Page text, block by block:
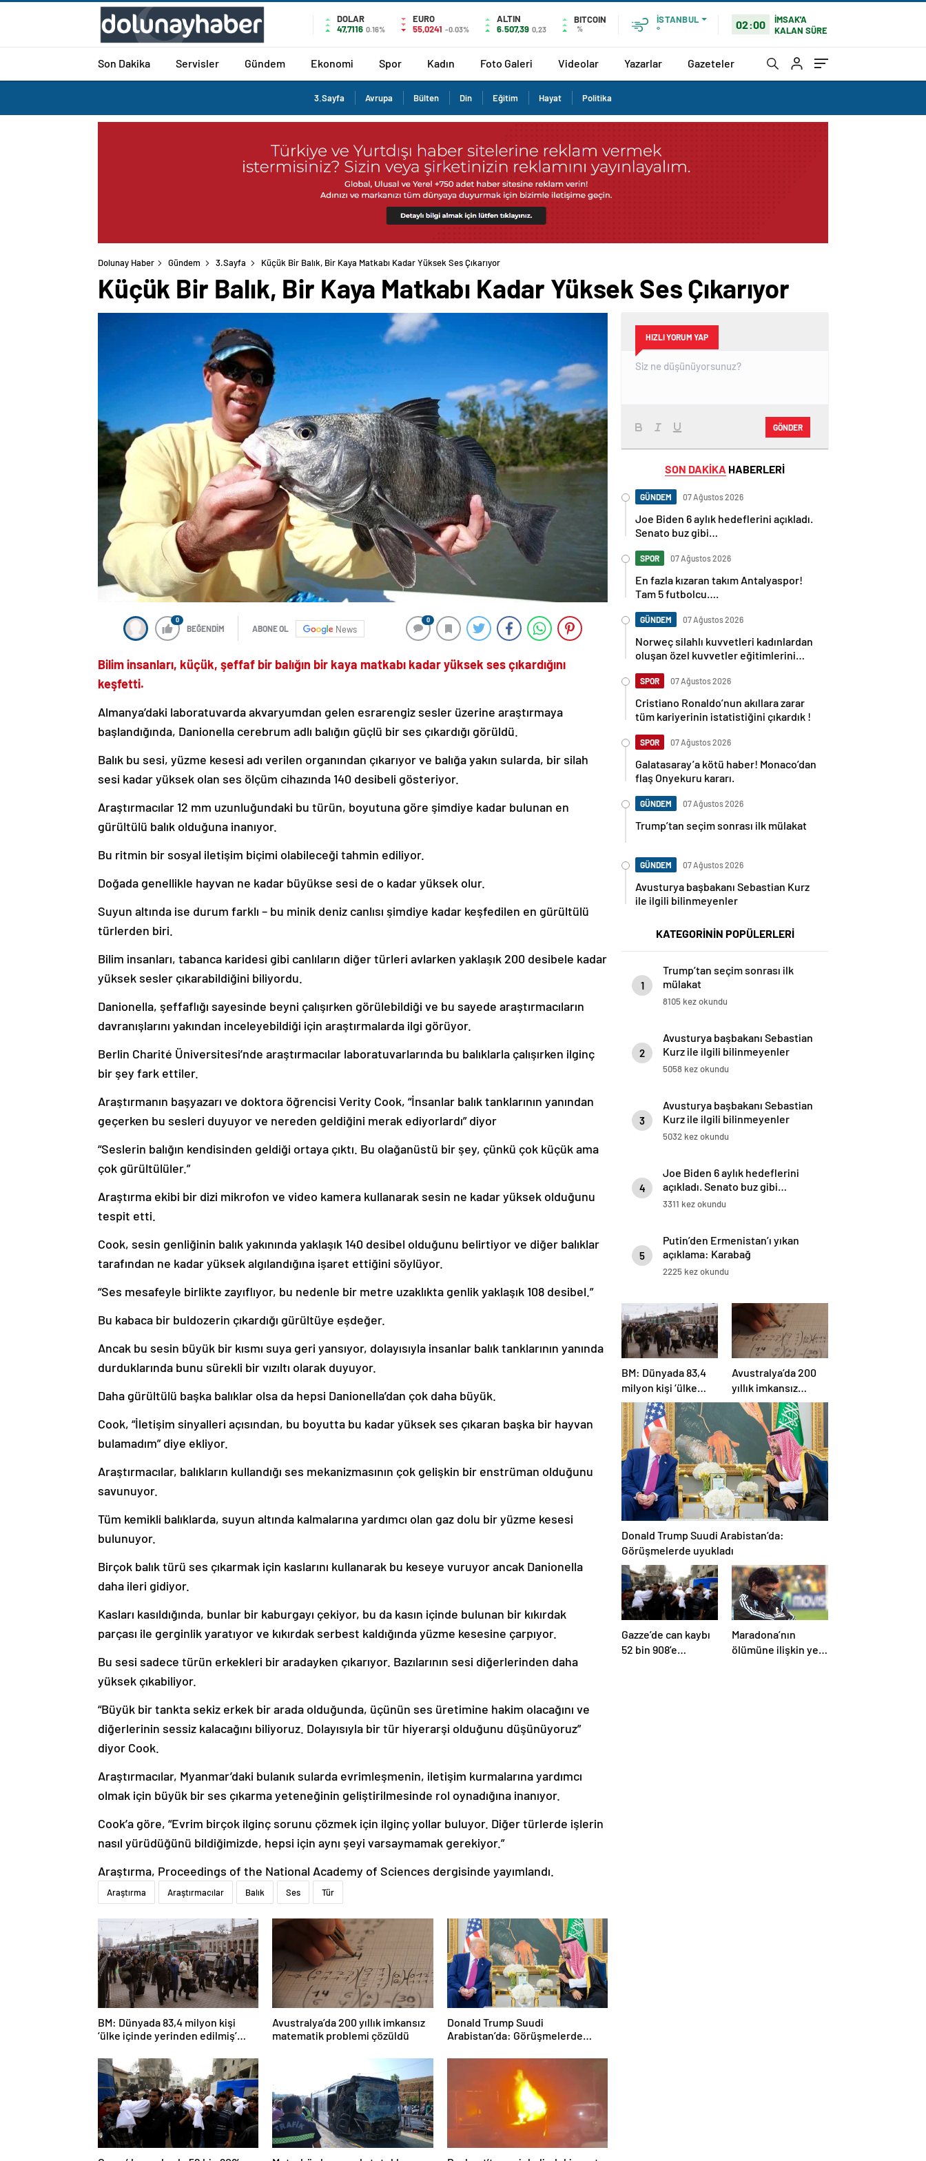
DOLAR
47,7116 0.16%
EURO
55,0241 -0.03%
ALTIN
6.507,39 0,23
BITCOIN
%
İSTANBUL
°
02:00
İMSAK'A
KALAN SÜRE
Son Dakika Servisler Gündem Ekonomi Spor Kadın Foto Galeri Videolar Yazarlar Gazeteler
3.Sayfa Avrupa Bülten Din Eğitim Hayat Politika
Dolunay Haber Gündem 3.Sayfa Küçük Bir Balık, Bir Kaya Matkabı Kadar Yüksek Ses Çıkarıyor
Küçük Bir Balık, Bir Kaya Matkabı Kadar Yüksek Ses Çıkarıyor
0
BEĞENDİM ABONE OL News
0
Bilim insanları, küçük, şeffaf bir balığın bir kaya matkabı kadar yüksek ses çıkardığını
keşfetti.
Almanya’daki laboratuvarda akvaryumdan gelen esrarengiz sesler üzerine araştırmaya
başlandığında, Danionella cerebrum adlı balığın güçlü bir ses çıkardığı görüldü.
Balık bu sesi, yüzme kesesi adı verilen organından çıkarıyor ve balığa yakın sularda, bir silah
sesi kadar yüksek olan ses ölçüm cihazında 140 desibeli gösteriyor.
Araştırmacılar 12 mm uzunluğundaki bu türün, boyutuna göre şimdiye kadar bulunan en
gürültülü balık olduğuna inanıyor.
Bu ritmin bir sosyal iletişim biçimi olabileceği tahmin ediliyor.
Doğada genellikle hayvan ne kadar büyükse sesi de o kadar yüksek olur.
Suyun altında ise durum farklı – bu minik deniz canlısı şimdiye kadar keşfedilen en gürültülü
türlerden biri.
Bilim insanları, tabanca karidesi gibi canlıların diğer türleri avlarken yaklaşık 200 desibele kadar
yüksek sesler çıkarabildiğini biliyordu.
Danionella, şeffaflığı sayesinde beyni çalışırken görülebildiği ve bu sayede araştırmacıların
davranışlarını yakından inceleyebildiği için araştırmalarda ilgi görüyor.
Berlin Charité Üniversitesi’nde araştırmacılar laboratuvarlarında bu balıklarla çalışırken ilginç
bir şey fark ettiler.
Araştırmanın başyazarı ve doktora öğrencisi Verity Cook, “İnsanlar balık tanklarının yanından
geçerken bu sesleri duyuyor ve nereden geldiğini merak ediyorlardı” diyor
“Seslerin balığın kendisinden geldiği ortaya çıktı. Bu olağanüstü bir şey, çünkü çok küçük ama
çok gürültülüler.”
Araştırma ekibi bir dizi mikrofon ve video kamera kullanarak sesin ne kadar yüksek olduğunu
tespit etti.
Cook, sesin genliğinin balık yakınında yaklaşık 140 desibel olduğunu belirtiyor ve diğer balıklar
tarafından ne kadar yüksek algılandığına işaret ettiğini söylüyor.
“Ses mesafeyle birlikte zayıflıyor, bu nedenle bir metre uzaklıkta genlik yaklaşık 108 desibel.”
Bu kabaca bir buldozerin çıkardığı gürültüye eşdeğer.
Ancak bu sesin büyük bir kısmı suya geri yansıyor, dolayısıyla insanlar balık tanklarının yanında
durduklarında bunu sürekli bir vızıltı olarak duyuyor.
Daha gürültülü başka balıklar olsa da hepsi Danionella’dan çok daha büyük.
Cook, “İletişim sinyalleri açısından, bu boyutta bu kadar yüksek ses çıkaran başka bir hayvan
bulamadım” diye ekliyor.
Araştırmacılar, balıkların kullandığı ses mekanizmasının çok gelişkin bir enstrüman olduğunu
savunuyor.
Tüm kemikli balıklarda, suyun altında kalmalarına yardımcı olan gaz dolu bir yüzme kesesi
bulunuyor.
Birçok balık türü ses çıkarmak için kaslarını kullanarak bu keseye vuruyor ancak Danionella
daha ileri gidiyor.
Kasları kasıldığında, bunlar bir kaburgayı çekiyor, bu da kasın içinde bulunan bir kıkırdak
parçası ile gerginlik yaratıyor ve kıkırdak serbest kaldığında yüzme kesesine çarpıyor.
Bu sesi sadece türün erkekleri bir aradayken çıkarıyor. Bazılarının sesi diğerlerinden daha
yüksek çıkabiliyor.
“Büyük bir tankta sekiz erkek bir arada olduğunda, üçünün ses üretimine hakim olacağını ve
diğerlerinin sessiz kalacağını biliyoruz. Dolayısıyla bir tür hiyerarşi olduğunu düşünüyoruz”
diyor Cook.
Araştırmacılar, Myanmar’daki bulanık sularda evrimleşmenin, iletişim kurmalarına yardımcı
olmak için büyük bir ses çıkarma yeteneğinin geliştirilmesinde rol oynadığına inanıyor.
Cook’a göre, “Evrim birçok ilginç sorunu çözmek için ilginç yollar buluyor. Diğer türlerde işlerin
nasıl yürüdüğünü bildiğimizde, hepsi için aynı şeyi varsaymamak gerekiyor.”
Araştırma, Proceedings of the National Academy of Sciences dergisinde yayımlandı.
Araştırma Araştırmacılar Balık Ses Tür
BM: Dünyada 83,4 milyon kişi
‘ülke içinde yerinden edilmiş’
Avustralya’da 200 yıllık imkansız
matematik problemi çözüldü
Donald Trump Suudi
Arabistan’da: Görüşmelerde
HIZLI YORUM YAP
GÖNDER
SON DAKİKA HABERLERİ
GÜNDEM 07 Ağustos 2026
Joe Biden 6 aylık hedeflerini açıkladı.
Senato buz gibi…
SPOR 07 Ağustos 2026
En fazla kızaran takım Antalyaspor!
Tam 5 futbolcu….
GÜNDEM 07 Ağustos 2026
Norweç silahlı kuvvetleri kadınlardan
oluşan özel kuvvetler eğitimlerini
SPOR 07 Ağustos 2026
Cristiano Ronaldo’nun akıllara zarar
tüm kariyerinin istatistiğini çıkardık !
SPOR 07 Ağustos 2026
Galatasaray’a kötü haber! Monaco’dan
flaş Onyekuru kararı.
GÜNDEM 07 Ağustos 2026
Trump’tan seçim sonrası ilk mülakat
GÜNDEM 07 Ağustos 2026
Avusturya başbakanı Sebastian Kurz
ile ilgili bilinmeyenler
KATEGORİNİN POPÜLERLERİ
1
Trump’tan seçim sonrası ilk
mülakat
8105 kez okundu
2
Avusturya başbakanı Sebastian
Kurz ile ilgili bilinmeyenler
5058 kez okundu
3
Avusturya başbakanı Sebastian
Kurz ile ilgili bilinmeyenler
5032 kez okundu
4
Joe Biden 6 aylık hedeflerini
açıkladı. Senato buz gibi…
3311 kez okundu
5
Putin’den Ermenistan’ı yıkan
açıklama: Karabağ
Azerbaycan’ın ayrılmaz bir
2225 kez okundu
BM: Dünyada 83,4
milyon kişi ‘ülke
içinde yerinden
edilmiş’ olarak
yaşıyor
Avustralya’da 200
yıllık imkansız
matematik
problemi çözüldü
Donald Trump Suudi Arabistan’da:
Görüşmelerde uyukladı
Gazze’de can kaybı
52 bin 908’e
Maradona’nın
ölümüne ilişkin yeni